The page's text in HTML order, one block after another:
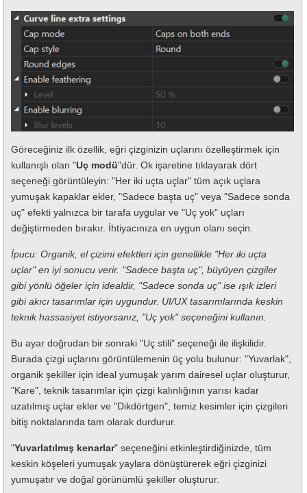
Göreceğiniz ilk özellik, eğri çizginizin uçlarını özelleştirmek için
kullanışlı olan "Uç modü"dür. Ok işaretine tıklayarak dört
seçeneği görüntüleyin: "Her iki uçta uçlar" tüm açık uçlara
yumuşak kapaklar ekler, "Sadece başta uç" veya "Sadece sonda
uç" efekti yalnızca bir tarafa uygular ve "Uç yok" uçları
değiştirmeden bırakır. İhtiyacınıza en uygun olanı seçin.
İpucu: Organik, el çizimi efektleri için genellikle "Her iki uçta
uçlar" en iyi sonucu verir. "Sadece başta uç", büyüyen çizgiler
gibi yönlü öğeler için idealdir, "Sadece sonda uç" ise ışık izleri
gibi akıcı tasarımlar için uygundur. UI/UX tasarımlarında keskin
teknik hassasiyet istiyorsanız, "Uç yok" seçeneğini kullanın.
Bu ayar doğrudan bir sonraki "Uç stili" seçeneği ile ilişkilidir.
Burada çizgi uçlarını görüntülemenin üç yolu bulunur: "Yuvarlak",
organik şekiller için ideal yumuşak yarım dairesel uçlar oluşturur,
"Kare", teknik tasarımlar için çizgi kalınlığının yarısı kadar
uzatılmış uçlar ekler ve "Dikdörtgen", temiz kesimler için çizgileri
bitiş noktalarında tam olarak durdurur.
"Yuvarlatılmış kenarlar" seçeneğini etkinleştirdiğinizde, tüm
keskin köşeleri yumuşak yaylara dönüştürerek eğri çizginizi
yumuşatır ve doğal görünümlü şekiller oluşturur.